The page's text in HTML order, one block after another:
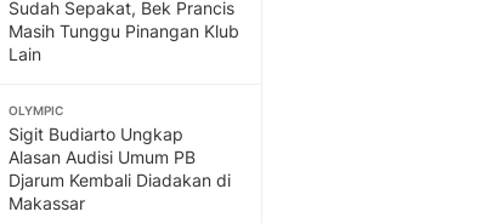
Sudah Sepakat, Bek Prancis
Masih Tunggu Pinangan Klub
Lain
OLYMPIC
Sigit Budiarto Ungkap
Alasan Audisi Umum PB
Djarum Kembali Diadakan di
Makassar